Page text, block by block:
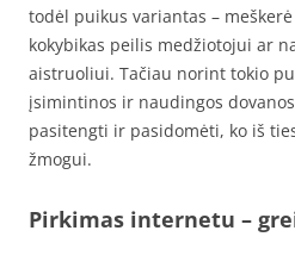
todėl puikus variantas –
kokybikas peilis medžiotojui ar
aistruoliui. Tačiau norint tokio
įsimintinos ir naudingos
pasitengti ir pasidomėti, ko iš
žmogui.
Pirkimas internetu –